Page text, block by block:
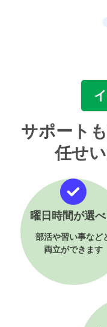
サポート
任せ
曜日時間が選
部活や習い事など
両立ができます